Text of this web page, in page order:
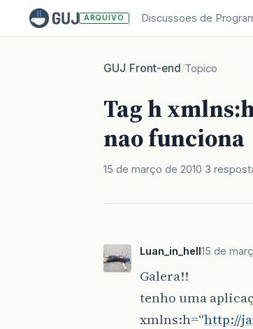
ARQUIVO Discussoes de
GUJ/Front-end/Topico
Tag h
nao funciona
15 de março de 2010 3
Luan_in_hell15 de
Galera!!
tenho uma
xmlns:h=“http://